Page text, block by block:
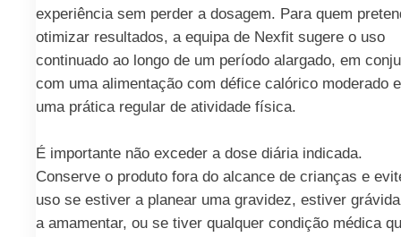
experiência sem perder a dosagem. Para quem
otimizar resultados, a equipa de Nexfit sugere o uso
continuado ao longo de um período alargado, em
com uma alimentação com défice calórico moderado e
uma prática regular de atividade física.
É importante não exceder a dose diária indicada.
Conserve o produto fora do alcance de crianças e
uso se estiver a planear uma gravidez, estiver
a amamentar, ou se tiver qualquer condição médica